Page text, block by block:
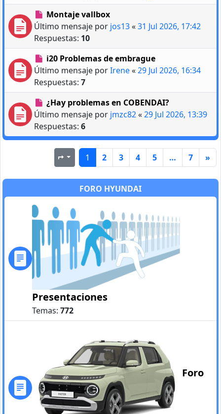
Montaje vallbox
Último mensaje por jos13«31 Jul 2026, 17:42
Respuestas: 10
i20 Problemas de embrague
Último mensaje porIrene«29 Jul 2026, 16:34
Respuestas: 7
¿Hay problemas en COBENDAI?
Último mensaje por jmzc82«29 Jul 2026, 13:39
Respuestas: 6
Página1 de7
1 2 3 4 5 … 7 »
FORO HYUNDAI
Presentaciones
Temas: 772
Foro